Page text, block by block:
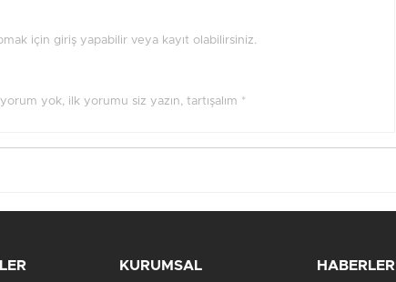
için giriş yapabilir veya kayıt olabilirsiniz.
yok, ilk yorumu siz yazın, tartışalım *
KURUMSAL HABERLER